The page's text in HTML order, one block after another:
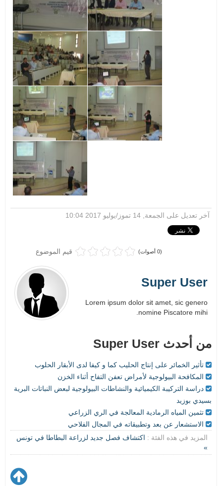
آخر تعديل على الجمعة, 14 تموز/يوليو 2017 10:04
قيم الموضوع (0 أصوات)
Super User
Lorem ipsum dolor sit amet, sic genero
nomine Piscatore mihi.
من أحدث Super User
تأثير الخمائر على إنتاج الحليب كما و كيفا لدى الأبقار الحلوب
المكافحة البيولوجية لأمراض تعفن التفاح أثناء الخزن
دراسة التركيبة الكيميائية والنشاطات البيولوجية لبعض النباتات البرية
بسيدي بوزيد
تثمين المياه الرمادية المعالجة في الري الزراعي
الاستشعار عن بعد وتطبيقاته في المجال الفلاحي
المزيد في هذه الفئة : اكتشاف فصل جديد لزراعة البطاطا في تونس
»